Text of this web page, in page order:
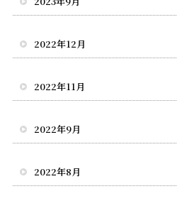
2022年12月
2022年11月
2022年9月
2022年8月